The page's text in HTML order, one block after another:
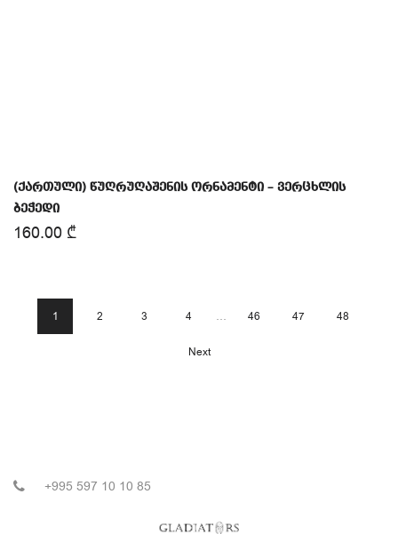
(ქართული) წუღრუღაშენის ორნამენტი – ვერცხლის
ბეჭედი
160.00 ₾
1 2 3 4 … 46 47 48
Next
+995 597 10 10 85